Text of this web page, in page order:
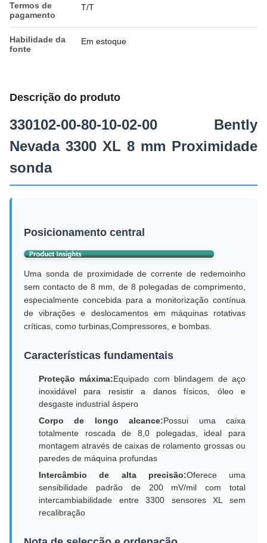
Termos de
pagamento
T/T
Habilidade da
fonte
Em estoque
Descrição do produto
330102-00-80-10-02-00 Bently
Nevada 3300 XL 8 mm Proximidade
sonda
Posicionamento central
Uma sonda de proximidade de corrente de redemoinho
sem contacto de 8 mm, de 8 polegadas de comprimento,
especialmente concebida para a monitorização contínua
de vibrações e deslocamentos em máquinas rotativas
críticas, como turbinas,Compressores, e bombas.
Características fundamentais
Proteção máxima:Equipado com blindagem de aço
inoxidável para resistir a danos físicos, óleo e
desgaste industrial áspero
Corpo de longo alcance:Possui uma caixa
totalmente roscada de 8,0 polegadas, ideal para
montagem através de caixas de rolamento grossas ou
paredes de máquina profundas
Intercâmbio de alta precisão:Oferece uma
sensibilidade padrão de 200 mV/mil com total
intercambiabilidade entre 3300 sensores XL sem
recalibração